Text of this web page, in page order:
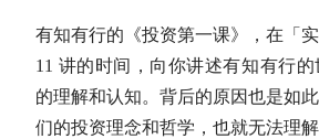
有知有行的《投资第一课》，在「
11 讲的时间，向你讲述有知有行
的理解和认知。背后的原因也是如
们的投资理念和哲学，也就无法理